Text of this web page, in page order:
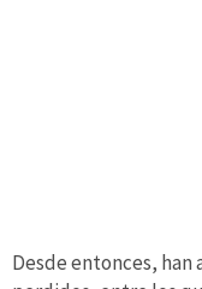
Desde entonces, han